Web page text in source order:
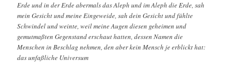
Erde und in der Erde abermals das Aleph und im Aleph die Erde, sah
mein Gesicht und meine Eingeweide, sah dein Gesicht und fühlte
Schwindel und weinte, weil meine Augen diesen geheimen und
gemutmaßten Gegenstand erschaut hatten, dessen Namen die
Menschen in Beschlag nehmen, den aber kein Mensch je erblickt hat:
das unfaßliche Universum